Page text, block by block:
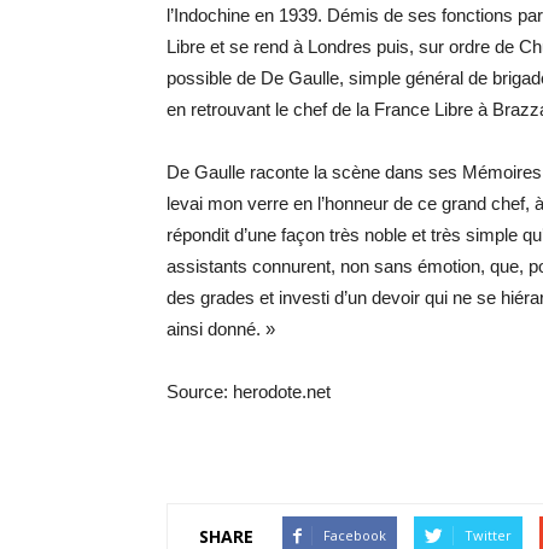
l’Indochine en 1939. Démis de ses fonctions
Libre et se rend à Londres puis, sur ordre de
possible de De Gaulle, simple général de
en retrouvant le chef de la France Libre à
De Gaulle raconte la scène dans ses
levai mon verre en l’honneur de ce grand
répondit d’une façon très noble et très simple
assistants connurent, non sans émotion, que,
des grades et investi d’un devoir qui ne se
ainsi donné. »
Source: herodote.net
SHARE Facebook Twitter